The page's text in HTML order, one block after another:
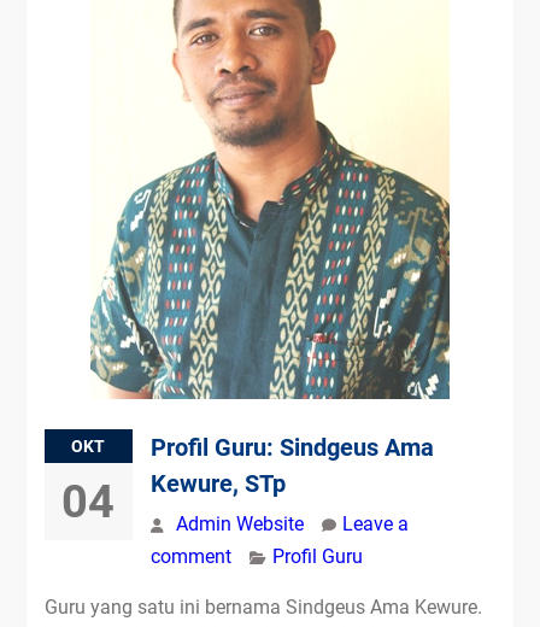
OKT
04
Profil Guru: Sindgeus Ama
Kewure, STp
Admin Website
Leave a
comment
Profil Guru
Guru yang satu ini bernama Sindgeus Ama Kewure.